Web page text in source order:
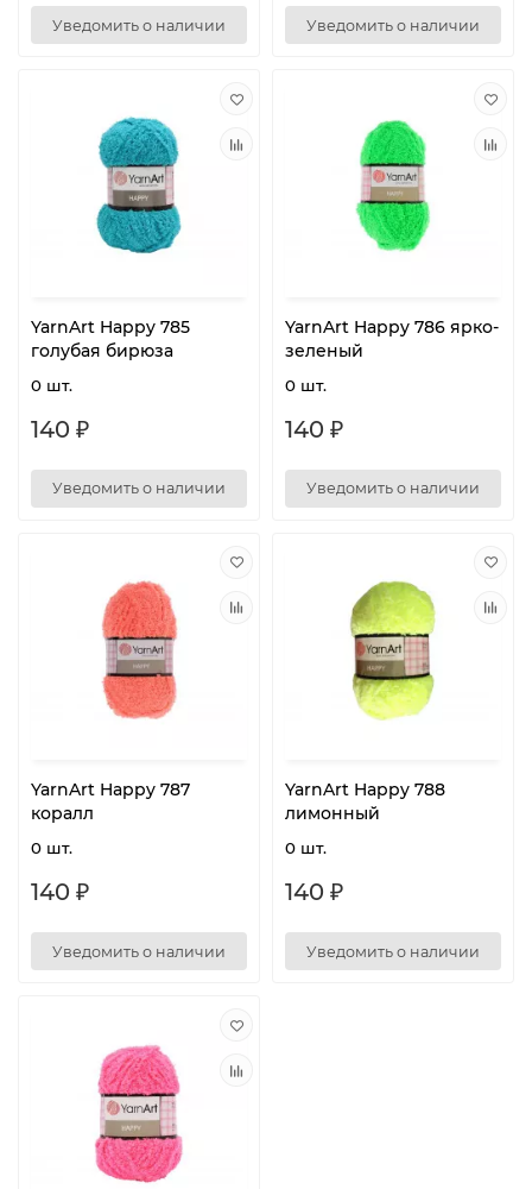
Уведомить о наличии Уведомить о наличии
YarnArt Happy 785
голубая бирюза
0 шт.
140 ₽
Уведомить о наличии
YarnArt Happy 786 ярко-
зеленый
0 шт.
140 ₽
Уведомить о наличии
YarnArt Happy 787
коралл
0 шт.
140 ₽
Уведомить о наличии
YarnArt Happy 788
лимонный
0 шт.
140 ₽
Уведомить о наличии